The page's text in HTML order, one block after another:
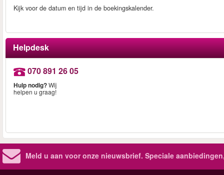
Kijk voor de datum en tijd in de boekingskalender.
Helpdesk
070 891 26 05
Hulp nodig?Wij
helpen u graag!
Meld u aan voor onze nieuwsbrief. Speciale